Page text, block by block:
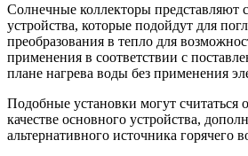
Солнечные коллекторы представляют
устройства, которые подойдут для
преобразования в тепло для
применения в соответствии с
плане нагрева воды без применения
Подобные установки могут считаться
качестве основного устройства,
альтернативного источника горячего